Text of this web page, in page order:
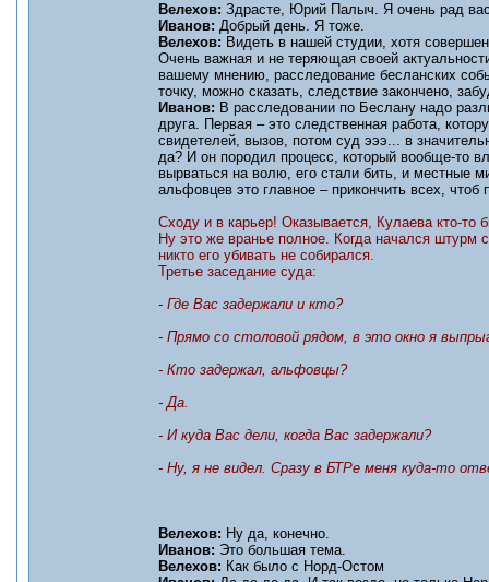
Велехов: Здрасте, Юрий Палыч. Я очень рад
Иванов: Добрый день. Я тоже.
Велехов: Видеть в нашей студии, хотя
Очень важная и не теряющая своей
вашему мнению, расследование бесланских
точку, можно сказать, следствие закончено,
Иванов: В расследовании по Беслану надо
друга. Первая – это следственная работа,
свидетелей, вызов, потом суд эээ... в
да? И он породил процесс, который вообще-то
вырваться на волю, его стали бить, и местные
альфовцев это главное – прикончить всех, чтоб
Сходу и в карьер! Оказывается, Кулаева кто-
Ну это же вранье полное. Когда начался штурм
никто его убивать не собирался.
Третье заседание суда:
- Где Вас задержали и кто?
- Прямо со столовой рядом, в это окно я
- Кто задержал, альфовцы?
- Да.
- И куда Вас дели, когда Вас задержали?
- Ну, я не видел. Сразу в БТРе меня куда-то
Велехов: Ну да, конечно.
Иванов: Это большая тема.
Велехов: Как было с Норд-Остом